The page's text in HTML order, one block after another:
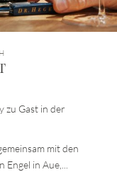
zu Gast in der
mit den
in Aue,...